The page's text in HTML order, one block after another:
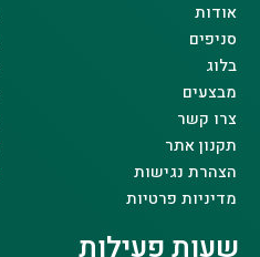
אודות
סניפים
בלוג
מבצעים
צרו קשר
תקנון אתר
הצהרת נגישות
מדיניות פרטיות
שעות פעילות